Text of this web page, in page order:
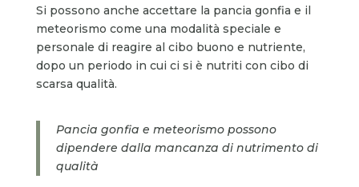
Si possono anche accettare la pancia gonfia e il
meteorismo come una modalità speciale e
personale di reagire al cibo buono e nutriente,
dopo un periodo in cui ci si è nutriti con cibo di
scarsa qualità.
Pancia gonfia e meteorismo possono
dipendere dalla mancanza di nutrimento di
qualità